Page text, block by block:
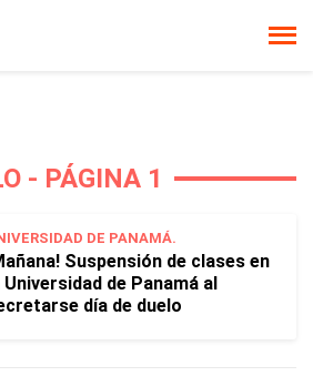
- PÁGINA 1
DE PANAMÁ.
Suspensión de clases en
Universidad de Panamá al
día de duelo